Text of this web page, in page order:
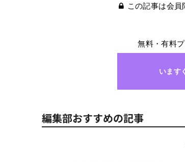
この記事は会員
無料・有料
います
編集部おすすめの記事